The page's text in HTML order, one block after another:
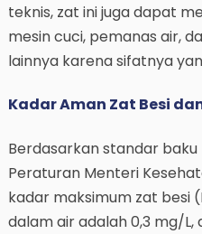
teknis, zat ini juga dapat
mesin cuci, pemanas air,
lainnya karena sifatnya
Kadar Aman Zat Besi
Berdasarkan standar
Peraturan Menteri
kadar maksimum zat besi
dalam air adalah 0,3 mg/